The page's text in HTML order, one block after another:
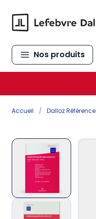
Nos produits
Accueil / Dalloz Référence